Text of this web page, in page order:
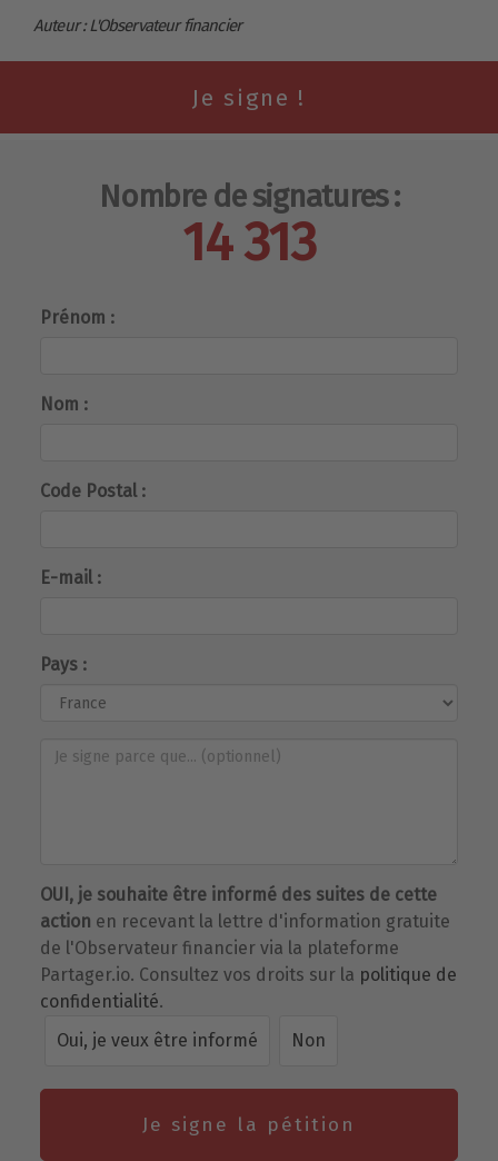
Auteur : L'Observateur financier
Nombre de signatures :
14 313
Prénom :
Nom :
Code Postal :
E-mail :
Pays :
OUI, je souhaite être informé des suites de cette
action en recevant la lettre d'information gratuite
de l'Observateur financier via la plateforme
Partager.io. Consultez vos droits sur la politique de
confidentialité.
Oui, je veux être informé
Non
Je signe la pétition